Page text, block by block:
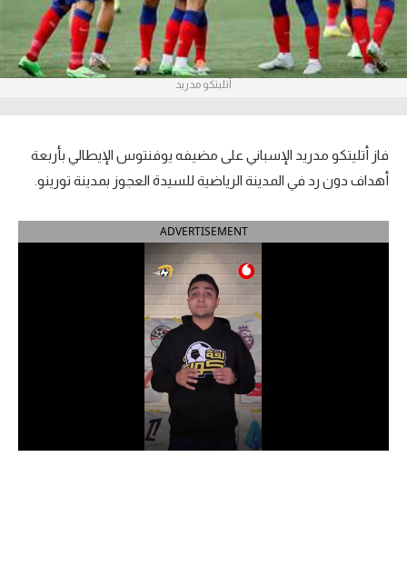
بطولات
أمريكا 2026
الدوري الإنجليزي الممتاز
الدوري الإسباني
الدوري السعودي للمحترفين
أتليتكو مدريد
فاز أتليتكو مدريد الإسباني على مضيفه يوفنتوس الإيطالي بأربعة
أهداف دون رد في المدينة الرياضية للسيدة العجوز بمدينة تورينو.
ADVERTISEMENT